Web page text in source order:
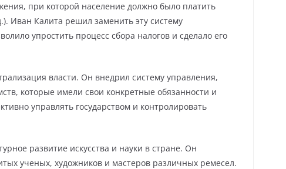
при которой население должно было платить
Иван Калита решил заменить эту систему
упростить процесс сбора налогов и сделало его
власти. Он внедрил систему управления,
которые имели свои конкретные обязанности и
управлять государством и контролировать
развитие искусства и науки в стране. Он
ученых, художников и мастеров различных ремесел.